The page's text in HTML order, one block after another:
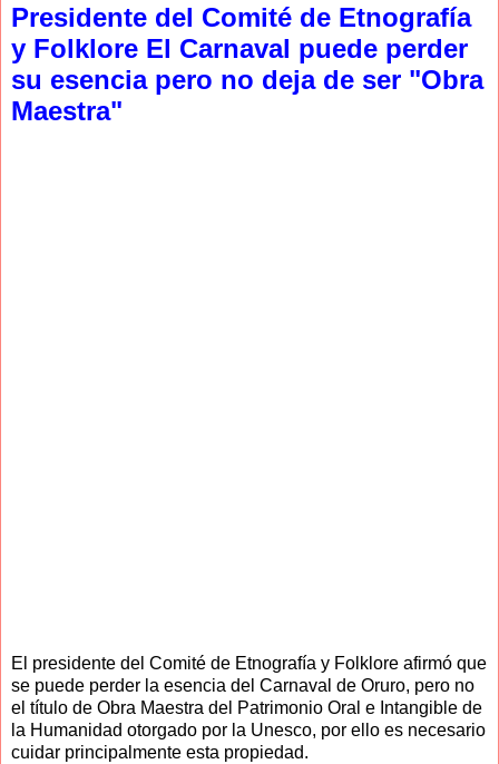
Presidente del Comité de Etnografía
y Folklore El Carnaval puede perder
su esencia pero no deja de ser "Obra
Maestra"
El presidente del Comité de Etnografía y Folklore afirmó que
se puede perder la esencia del Carnaval de Oruro, pero no
el título de Obra Maestra del Patrimonio Oral e Intangible de
la Humanidad otorgado por la Unesco, por ello es necesario
cuidar principalmente esta propiedad.